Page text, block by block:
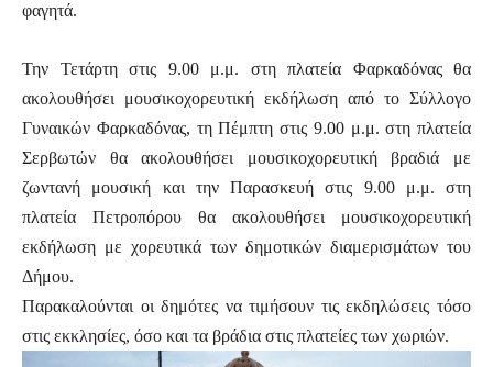
φαγητά.
Την Τετάρτη στις 9.00 μ.μ. στη πλατεία Φαρκαδόνας θα
ακολουθήσει μουσικοχορευτική εκδήλωση από το Σύλλογο
Γυναικών Φαρκαδόνας, τη Πέμπτη στις 9.00 μ.μ. στη πλατεία
Σερβωτών θα ακολουθήσει μουσικοχορευτική βραδιά με
ζωντανή μουσική και την Παρασκευή στις 9.00 μ.μ. στη
πλατεία Πετροπόρου θα ακολουθήσει μουσικοχορευτική
εκδήλωση με χορευτικά των δημοτικών διαμερισμάτων του
Δήμου.
Παρακαλούνται οι δημότες να τιμήσουν τις εκδηλώσεις τόσο
στις εκκλησίες, όσο και τα βράδια στις πλατείες των χωριών.